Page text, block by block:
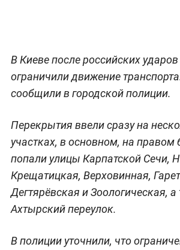
В Киеве после российских
ограничили движение
сообщили в городской полиции.
Перекрытия ввели сразу на
участках, в основном, на правом
попали улицы Карпатской Сечи,
Крещатицкая, Верховинная,
Дегтярёвская и Зоологическая, а
Ахтырский переулок.
В полиции уточнили, что